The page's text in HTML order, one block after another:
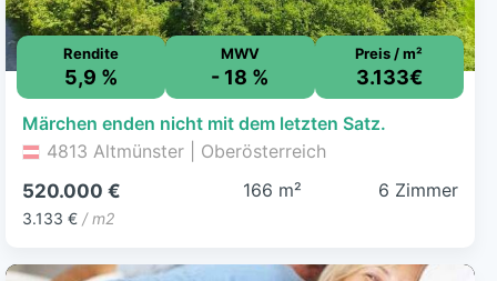
Rendite
5,9 %
MWV
- 18 %
Preis / m²
3.133€
Märchen enden nicht mit dem letzten Satz.
4813 Altmünster | Oberösterreich
520.000 €
3.133 € / m2
166 m² 6 Zimmer